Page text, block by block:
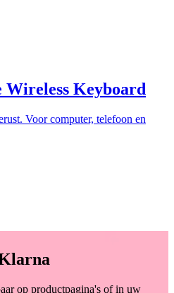
Keyboard
Voor computer, telefoon en
op productpagina's of in uw